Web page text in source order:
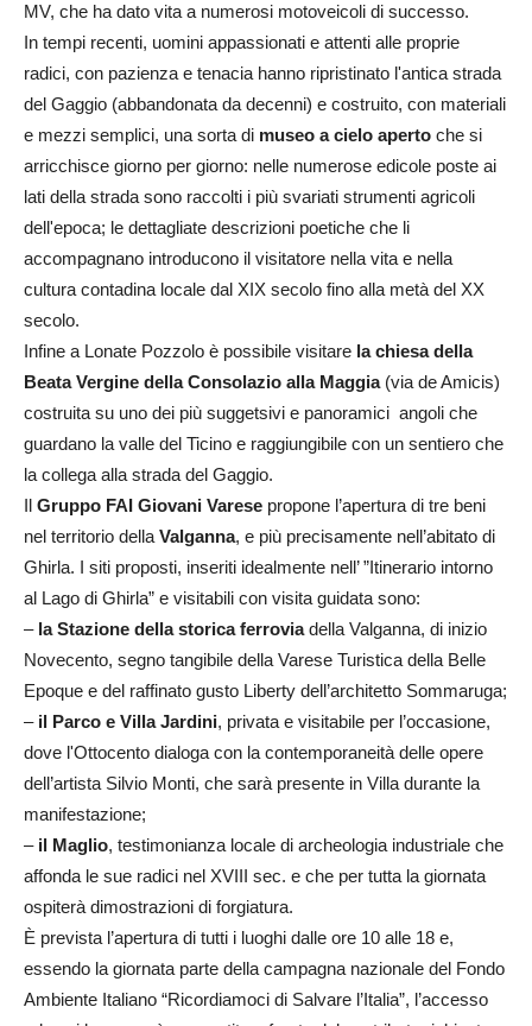
MV, che ha dato vita a numerosi motoveicoli di successo.
In tempi recenti, uomini appassionati e attenti alle proprie
radici, con pazienza e tenacia hanno ripristinato l'antica strada
del Gaggio (abbandonata da decenni) e costruito, con materiali
e mezzi semplici, una sorta di museo a cielo aperto che si
arricchisce giorno per giorno: nelle numerose edicole poste ai
lati della strada sono raccolti i più svariati strumenti agricoli
dell'epoca; le dettagliate descrizioni poetiche che li
accompagnano introducono il visitatore nella vita e nella
cultura contadina locale dal XIX secolo fino alla metà del XX
secolo.
Infine a Lonate Pozzolo è possibile visitare la chiesa della
Beata Vergine della Consolazio alla Maggia(via de Amicis)
costruita su uno dei più suggetsivi e panoramici angoli che
guardano la valle del Ticino e raggiungibile con un sentiero che
la collega alla strada del Gaggio.
Il Gruppo FAI Giovani Varese propone l’apertura di tre beni
nel territorio della Valganna, e più precisamente nell’abitato di
Ghirla. I siti proposti, inseriti idealmente nell’ ”Itinerario intorno
al Lago di Ghirla” e visitabili con visita guidata sono:
– la Stazione della storica ferroviadella Valganna, di inizio
Novecento, segno tangibile della Varese Turistica della Belle
Epoque e del raffinato gusto Liberty dell’architetto Sommaruga;
– il Parco e Villa Jardini, privata e visitabile per l’occasione,
dove l'Ottocento dialoga con la contemporaneità delle opere
dell’artista Silvio Monti, che sarà presente in Villa durante la
manifestazione;
– il Maglio, testimonianza locale di archeologia industriale che
affonda le sue radici nel XVIII sec. e che per tutta la giornata
ospiterà dimostrazioni di forgiatura.
È prevista l’apertura di tutti i luoghi dalle ore 10 alle 18 e,
essendo la giornata parte della campagna nazionale del Fondo
Ambiente Italiano “Ricordiamoci di Salvare l’Italia”, l’accesso